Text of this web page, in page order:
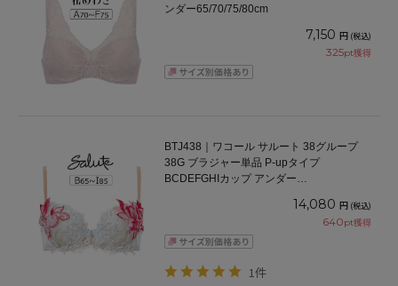
ンダー65/70/75/80cm
7,150 円 (税込)
325pt獲得
BTJ438｜ワコール サルート 38グループ
38G ブラジャー単品 P-upタイプ
BCDEFGHIカップ アンダー
14,080 円 (税込)
640pt獲得
1件